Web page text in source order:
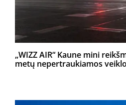
„WIZZ AIR“ Kaune mini
metų nepertraukiamos